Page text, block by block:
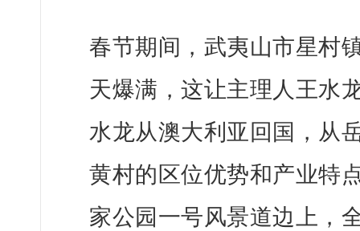
春节期间，武夷山市星村
天爆满，这让主理人王水
水龙从澳大利亚回国，从
黄村的区位优势和产业特
家公园一号风景道边上，